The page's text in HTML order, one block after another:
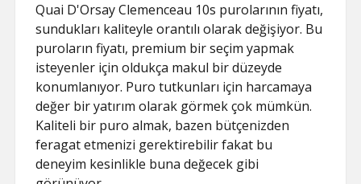
Quai D'Orsay Clemenceau 10s purolarının fiyatı,
sundukları kaliteyle orantılı olarak değişiyor. Bu
puroların fiyatı, premium bir seçim yapmak
isteyenler için oldukça makul bir düzeyde
konumlanıyor. Puro tutkunları için harcamaya
değer bir yatırım olarak görmek çok mümkün.
Kaliteli bir puro almak, bazen bütçenizden
feragat etmenizi gerektirebilir fakat bu
deneyim kesinlikle buna değecek gibi